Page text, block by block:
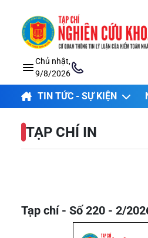
Chủ nhật,
9/8/2026
TIN TỨC - SỰ KIỆN
TẠP CHÍ IN
Tạp chí - Số 220 - 2/